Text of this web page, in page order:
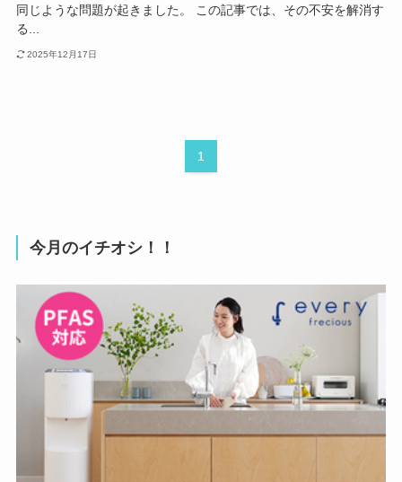
同じような問題が起きました。 この記事では、その不安を解消す
る...
2025年12月17日
1
今月のイチオシ！！